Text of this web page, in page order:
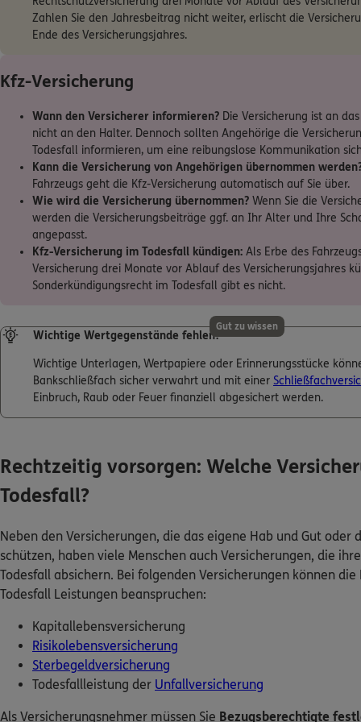
Zahlen Sie den Jahresbeitrag nicht weiter, erlischt die
Ende des Versicherungsjahres.
Kfz-Versicherung
Wann den Versicherer informieren? Die Versicherung ist an
nicht an den Halter. Dennoch sollten Angehörige die
Todesfall informieren, um eine reibungslose Kommunikation
Kann die Versicherung von Angehörigen übernommen
Fahrzeugs geht die Kfz-Versicherung automatisch auf Sie über.
Wie wird die Versicherung übernommen? Wenn Sie die
werden die Versicherungsbeiträge ggf. an Ihr Alter und Ihre
angepasst.
Kfz-Versicherung im Todesfall kündigen: Als Erbe des
Versicherung drei Monate vor Ablauf des Versicherungsjahres
Sonderkündigungsrecht im Todesfall gibt es nicht.
Gut zu wissen
Wichtige Wertgegenstände fehlen?
Wichtige Unterlagen, Wertpapiere oder Erinnerungsstücke
Bankschließfach sicher verwahrt und mit einer
Einbruch, Raub oder Feuer finanziell abgesichert werden.
Rechtzeitig vorsorgen: Welche
Todesfall?
Neben den Versicherungen, die das eigene Hab und Gut oder
schützen, haben viele Menschen auch Versicherungen, die
Todesfall absichern. Bei folgenden Versicherungen können
Todesfall Leistungen beanspruchen:
Kapitallebensversicherung
Risikolebensversicherung
Sterbegeldversicherung
Todesfallleistung der Unfallversicherung
Als Versicherungsnehmer müssen Sie Bezugsberechtigte